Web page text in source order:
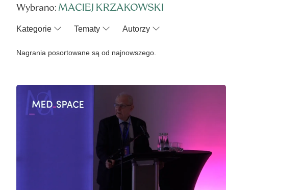
Wybrano: MACIEJ KRZAKOWSKI
Kategorie Tematy Autorzy
Nagrania posortowane są od najnowszego.